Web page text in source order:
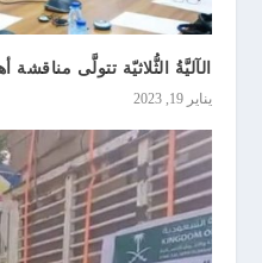
الآليَّةُ الثُّلاثيّة تتولَّى
يناير 19, 2023